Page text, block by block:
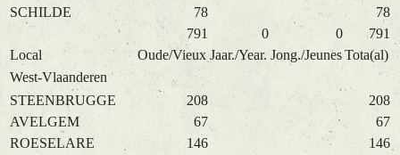
SCHILDE
78
78
791
0 0
791
Local
Oude/Vieux Jaar./Year. Jong./JeunesTota(al)
West-Vlaanderen
STEENBRUGGE
208
208
AVELGEM
67
67
ROESELARE
146
146